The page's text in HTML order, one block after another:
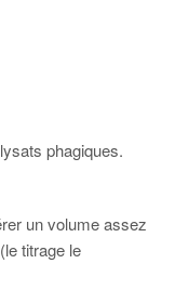
phagiques.
un volume assez
titrage le